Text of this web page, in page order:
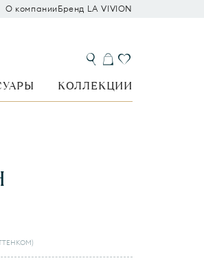
О компанииБренд LA VIVION
КОЛЛЕКЦИИ